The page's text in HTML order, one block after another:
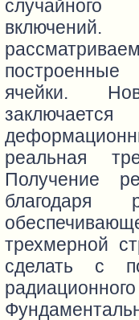
случайного
построенные
ячейки.
реальная
Получение
благодаря
трехмерной
сделать с